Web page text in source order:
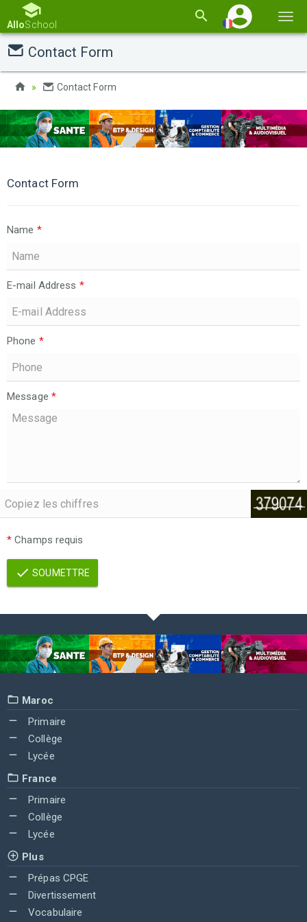
la
AlloSchool
Contact Form
Contact Form
Contact Form
Name *
E-mail Address *
Phone *
Message *
* Champs requis
SOUMETTRE
Maroc
Primaire
Collège
Lycée
France
Primaire
Collège
Lycée
Plus
Prépas CPGE
Divertissement
Vocabulaire